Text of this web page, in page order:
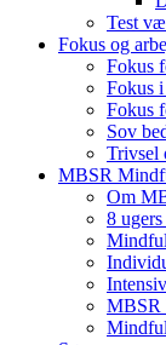
Test
Fokus og
Fokus
Fokus
Fokus
Sov
Trivsel
MBSR
Om
8
MBSR